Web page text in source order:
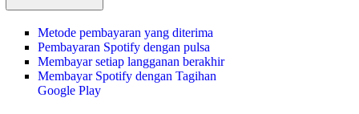
Metode pembayaran yang diterima
Pembayaran Spotify dengan pulsa
Membayar setiap langganan berakhir
Membayar Spotify dengan Tagihan
Google Play